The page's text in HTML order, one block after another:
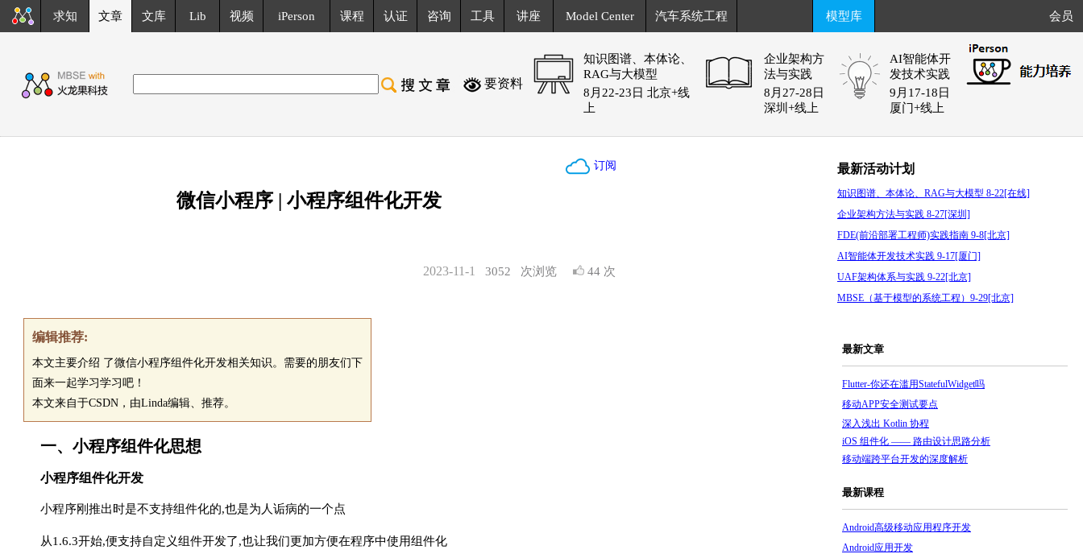
求知 文章 文库 Lib 视频 iPerson 课程 认证 咨询 工具 讲座 Model Center 汽车系统工程 模型库 会员
要资料
知识图谱、本体论、
RAG与大模型
8月22-23日 北京+线
上
企业架构方
法与实践
8月27-28日
深圳+线上
AI智能体开
发技术实践
9月17-18日
厦门+线上
订阅
微信小程序 | 小程序组件化开发
3052 次浏览 44 次
2023-11-1
编辑推荐:
本文主要介绍 了微信小程序组件化开发相关知识。需要的朋友们下
面来一起学习学习吧！
本文来自于CSDN，由Linda编辑、推荐。
一、小程序组件化思想
小程序组件化开发
小程序刚推出时是不支持组件化的,也是为人诟病的一个点
从1.6.3开始,便支持自定义组件开发了,也让我们更加方便在程序中使用组件化
最新活动计划
知识图谱、本体论、RAG与大模型 8-22[在线]
企业架构方法与实践 8-27[深圳]
FDE(前沿部署工程师)实践指南 9-8[北京]
AI智能体开发技术实践 9-17[厦门]
UAF架构体系与实践 9-22[北京]
MBSE（基于模型的系统工程）9-29[北京]
最新文章
Flutter-你还在滥用StatefulWidget吗
移动APP安全测试要点
深入浅出 Kotlin 协程
iOS 组件化 —— 路由设计思路分析
移动端跨平台开发的深度解析
最新课程
Android高级移动应用程序开发
Android应用开发